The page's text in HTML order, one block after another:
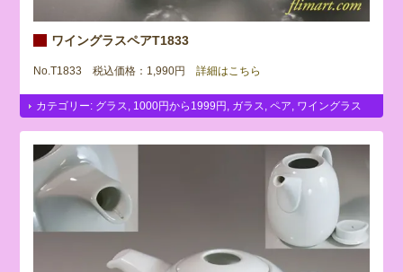
ワイングラスペアT1833
No.T1833 税込価格：1,990円 詳細はこちら
カテゴリー: グラス, 1000円から1999円 , ガラス,ペア, ワイングラス